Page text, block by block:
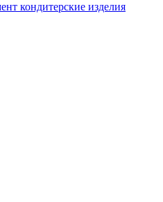
кондитерские изделия